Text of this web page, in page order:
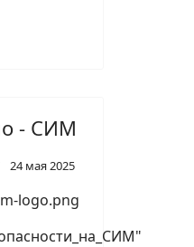
- СИМ
24 мая 2025